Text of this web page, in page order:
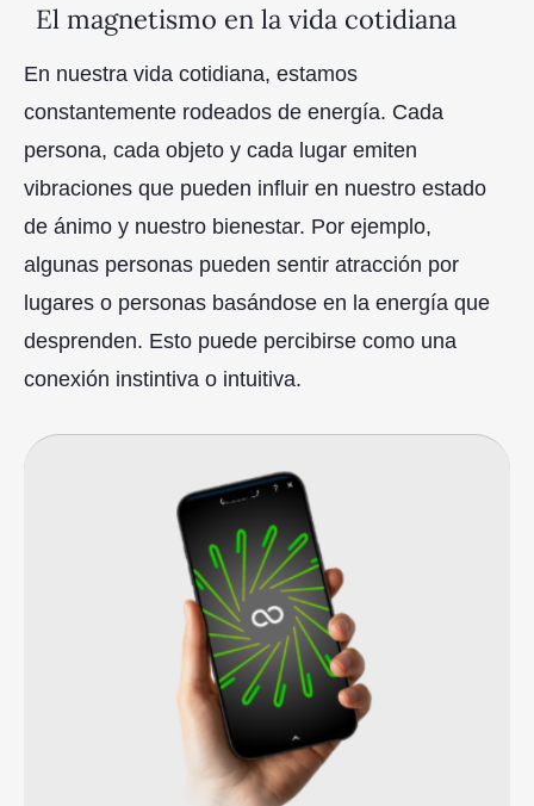
El magnetismo en la vida cotidiana
En nuestra vida cotidiana, estamos
constantemente rodeados de energía. Cada
persona, cada objeto y cada lugar emiten
vibraciones que pueden influir en nuestro estado
de ánimo y nuestro bienestar. Por ejemplo,
algunas personas pueden sentir atracción por
lugares o personas basándose en la energía que
desprenden. Esto puede percibirse como una
conexión instintiva o intuitiva.